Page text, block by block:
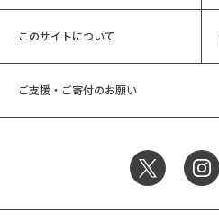
このサイトについて
ご支援・ご寄付のお願い